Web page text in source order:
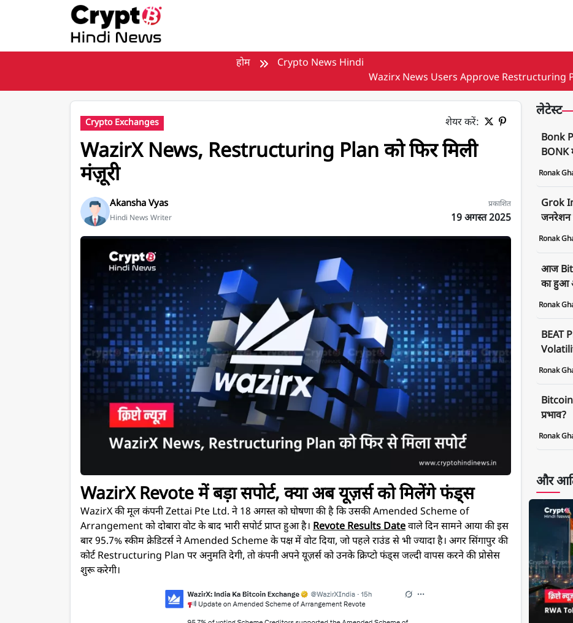
होम
Crypto News Hindi
Wazirx News Users Approve Restructuring
Crypto Exchanges शेयर करें:
WazirX News, Restructuring Plan को फिर मिली
मंज़ूरी
Akansha Vyas
Hindi News Writer
प्रकाशित
19 अगस्त 2025
Restructuring Plan
WazirX Revote में बड़ा सपोर्ट, क्या अब यूज़र्स को मिलेंगे फंड्स
WazirX की मूल कंपनी Zettai Pte Ltd. ने 18 अगस्त को घोषणा की है कि उसकी Amended Scheme of
Arrangement को दोबारा वोट के बाद भारी सपोर्ट प्राप्त हुआ है। Revote Results Dateवाले दिन सामने आया की इस
बार 95.7% स्कीम क्रेडिटर्स ने Amended Scheme के पक्ष में वोट दिया, जो पहले राउंड से भी ज्यादा है। अगर सिंगापुर की
कोर्ट Restructuring Plan पर अनुमति देगी, तो कंपनी अपने यूज़र्स को उनके क्रिप्टो फंड्स जल्दी वापस करने की प्रोसेस
शुरू करेगी।
लेटेस्ट
Bonk
BONK
Ronak
Grok
जनरेशन
Ronak
आज
का हुआ
Ronak
BEAT
Ronak
प्रभाव?
Ronak
और